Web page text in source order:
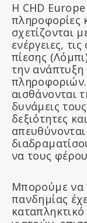
Η CHD
πληροφορίες
σχετίζονται
ενέργειες,
πίεσης
την ανάπτυξη
αισθάνονται
δυνάμεις
δεξιότητες
να τους
Μπορούμε να
πανδημίας